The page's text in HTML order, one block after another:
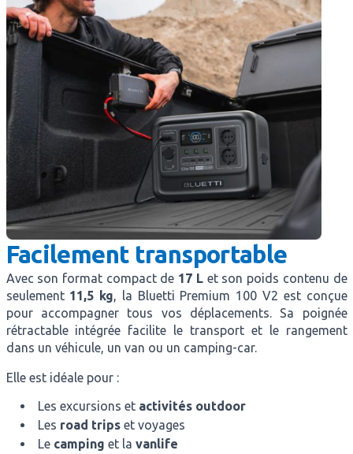
Facilement transportable
Avec son format compact de 17 Let son poids contenu de
seulement 11,5 kg, la Bluetti Premium 100 V2 est conçue
pour accompagner tous vos déplacements. Sa poignée
rétractable intégrée facilite le transport et le rangement
dans un véhicule, un van ou un camping-car.
Elle est idéale pour :
Les excursions et activités outdoor
Les road tripset voyages
Le camping et la vanlife